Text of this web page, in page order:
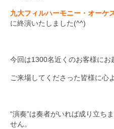
ご寄付のお願い
出張演奏
九大フィルハーモニー・オーケ
に終演いたしました(^^)
今回は1300名近くのお客様にお
ご来場してくださった皆様に心
“演奏”は奏者がいれば成り立ち
せん。